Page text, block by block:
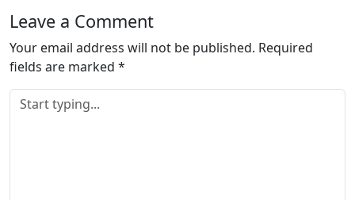
Leave a Comment
Your email address will not be published. Required
fields are marked *